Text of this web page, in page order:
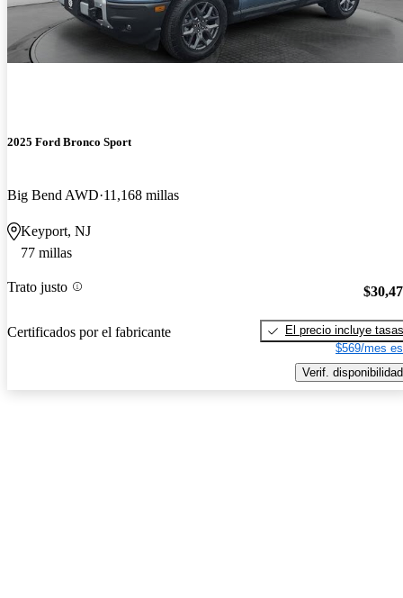
2025 Ford Bronco Sport
Big Bend AWD 11,168 millas
Keyport, NJ
77 millas
Trato justo
Certificados por el fabricante
El precio incluye tasas
$569/mes
Verif. disponibilidad